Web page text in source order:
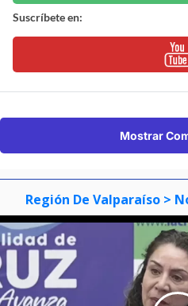
Suscríbete en:
Mostrar
Región De Valparaíso >